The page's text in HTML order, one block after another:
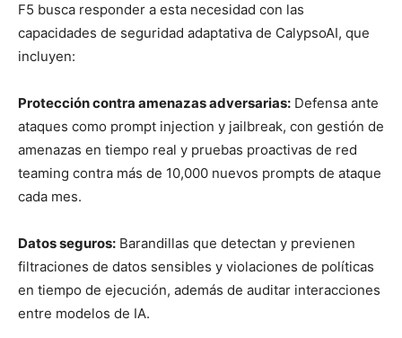
F5 busca responder a esta necesidad con las
capacidades de seguridad adaptativa de CalypsoAI, que
incluyen:
Protección contra amenazas adversarias: Defensa ante
ataques como prompt injection y jailbreak, con gestión de
amenazas en tiempo real y pruebas proactivas de red
teaming contra más de 10,000 nuevos prompts de ataque
cada mes.
Datos seguros: Barandillas que detectan y previenen
filtraciones de datos sensibles y violaciones de políticas
en tiempo de ejecución, además de auditar interacciones
entre modelos de IA.